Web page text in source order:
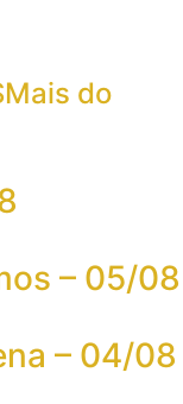
Mais do
– 05/08
– 04/08